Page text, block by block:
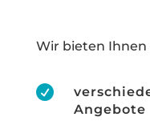
Wir bieten

Angebote